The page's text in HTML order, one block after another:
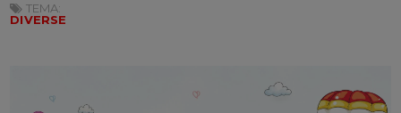
TEMA:
DIVERSE